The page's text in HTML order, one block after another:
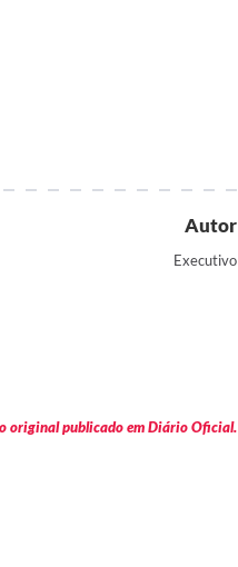
Autor
Executivo
original publicado em Diário Oficial.